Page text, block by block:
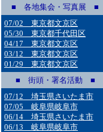
■ 各地集会・写真展 ■
07/02 東京都文京区
05/30 東京都千代田区
04/17 東京都文京区
03/12 東京都文京区
01/29 東京都文京区
■ 街頭・署名活動 ■
07/12 埼玉県さいたま市
07/05 岐阜県岐阜市
06/14 埼玉県さいたま市
06/13 岐阜県岐阜市